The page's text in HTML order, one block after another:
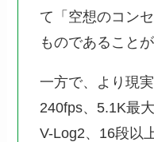
て「空想のコン
ものであること
一方で、より現
240fps、5.1K最
V-Log2、16段以